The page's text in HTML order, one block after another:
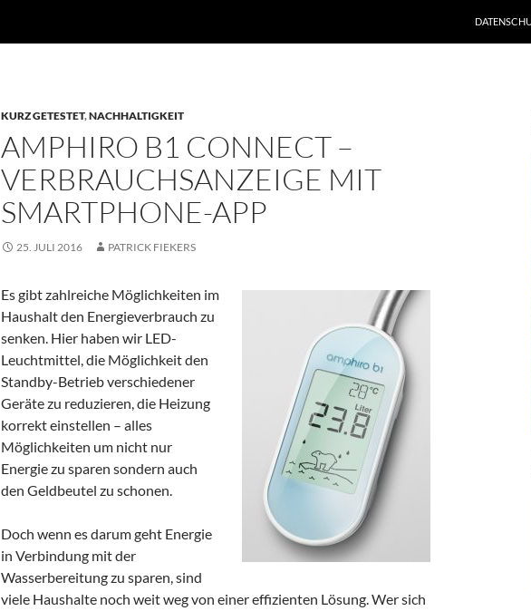
KURZ GETESTET,NACHHALTIGKEIT
AMPHIRO B1 CONNECT –
VERBRAUCHSANZEIGE MIT
SMARTPHONE-APP
25. JULI 2016 PATRICK FIEKERS
Es gibt zahlreiche Möglichkeiten im
Haushalt den Energieverbrauch zu
senken. Hier haben wir LED-
Leuchtmittel, die Möglichkeit den
Standby-Betrieb verschiedener
Geräte zu reduzieren, die Heizung
korrekt einstellen – alles
Möglichkeiten um nicht nur
Energie zu sparen sondern auch
den Geldbeutel zu schonen.
Doch wenn es darum geht Energie
in Verbindung mit der
Wasserbereitung zu sparen, sind
viele Haushalte noch weit weg von einer effizienten Lösung. Wer sich